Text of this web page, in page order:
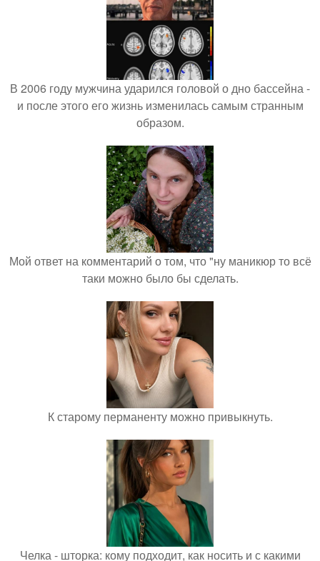
В 2006 году мужчина ударился головой о дно бассейна -
и после этого его жизнь изменилась самым странным
образом.
Мой ответ на комментарий о том, что "ну маникюр то всё
таки можно было бы сделать.
К старому перманенту можно привыкнуть.
Челка - шторка: кому подходит, как носить и с какими